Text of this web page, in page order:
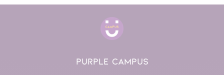
PURPLE CAMPUS